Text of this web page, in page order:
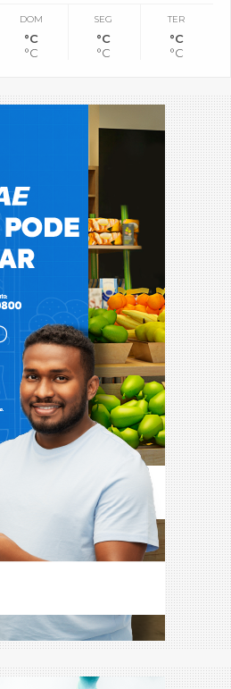
DOM
°C
°C
SEG
°C
°C
TER
°C
°C